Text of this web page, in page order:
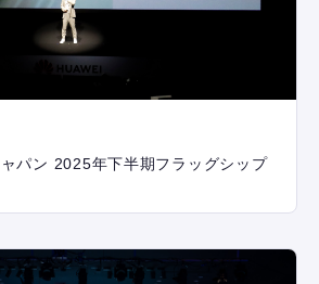
パン 2025年下半期フラッグシップ